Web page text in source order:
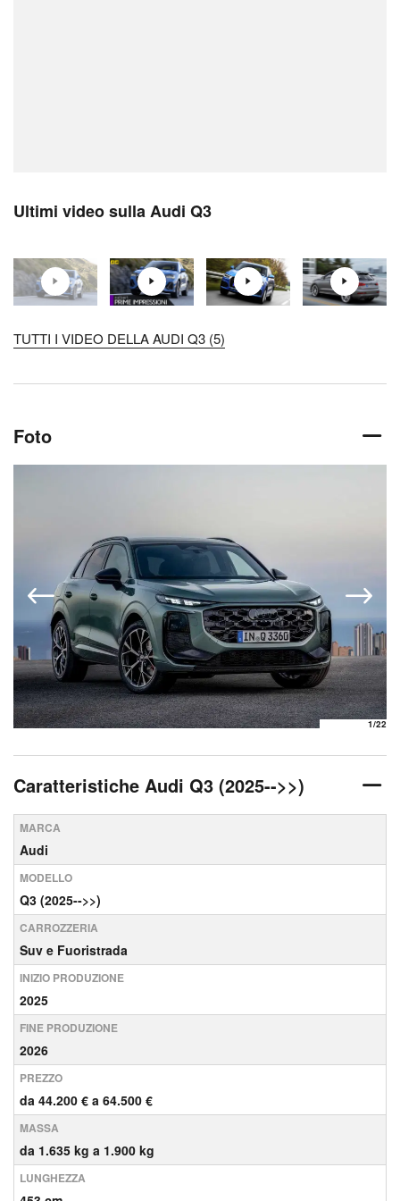
Ultimi video sulla Audi Q3
TUTTI I VIDEO DELLA AUDI Q3 (5)
Foto
1/22
Caratteristiche Audi Q3 (2025-->>)
MARCA
Audi
MODELLO
Q3 (2025-->>)
CARROZZERIA
Suv e Fuoristrada
INIZIO PRODUZIONE
2025
FINE PRODUZIONE
2026
PREZZO
da 44.200 € a 64.500 €
MASSA
da 1.635 kg a 1.900 kg
LUNGHEZZA